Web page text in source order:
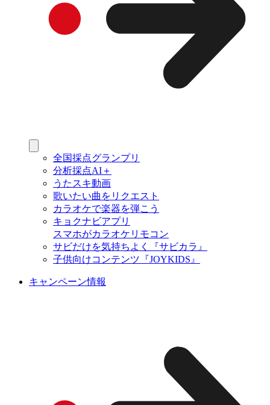
全国採点グランプリ
分析採点AI＋
うたスキ動画
歌いたい曲をリクエスト
カラオケで楽器を弾こう
キョクナビアプリ
スマホがカラオケリモコン
サビだけを気持ちよく『サビカラ』
子供向けコンテンツ『JOYKIDS』
キャンペーン情報